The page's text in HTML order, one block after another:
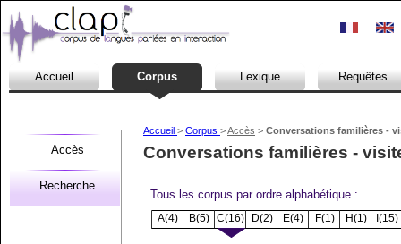
Accueil Corpus Lexique Requêtes
Accès
Recherche
Tous les corpus par ordre alphabétique :
A(4) B(5) C(16) D(2) E(4) F(1) H(1) I(15)
.
Conversations familières -
Accueil > Corpus >Accès > Conversations familières -